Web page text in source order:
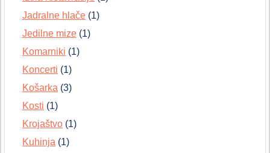
Jadralne hlače (1)
Jedilne mize (1)
Komarniki (1)
Koncerti (1)
Košarka (3)
Kosti (1)
Krojaštvo (1)
Kuhinja (1)